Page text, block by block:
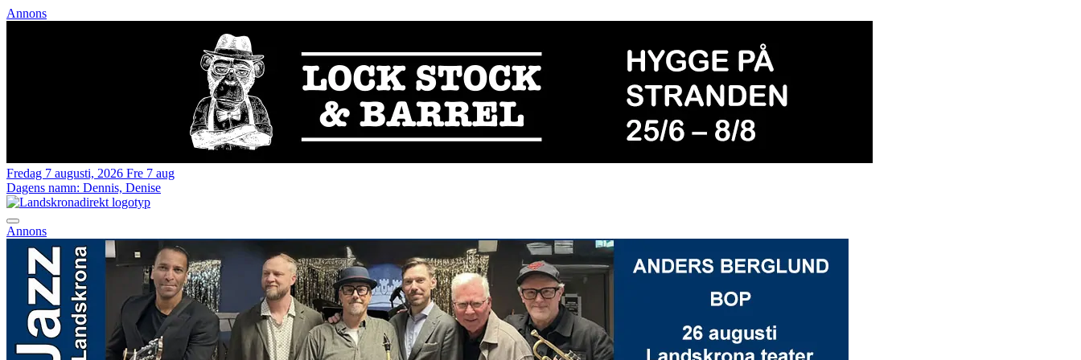
Annons
Fredag 7 augusti, 2026 Fre 7 aug
Dagens namn: Dennis, Denise
Annons